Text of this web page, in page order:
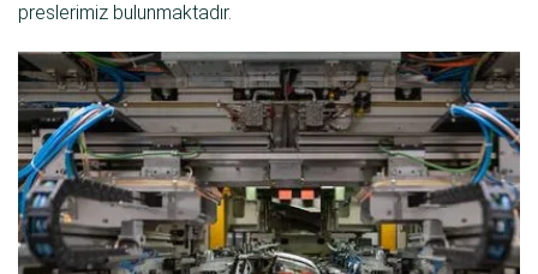
preslerimiz bulunmaktadır.